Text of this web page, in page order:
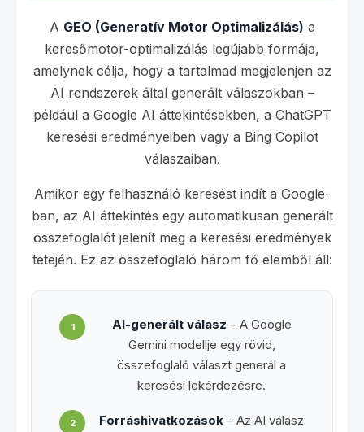
A GEO (Generatív Motor Optimalizálás) a
keresőmotor-optimalizálás legújabb formája,
amelynek célja, hogy a tartalmad megjelenjen az
AI rendszerek által generált válaszokban –
például a Google AI áttekintésekben, a ChatGPT
keresési eredményeiben vagy a Bing Copilot
válaszaiban.
Amikor egy felhasználó keresést indít a Google-
ban, az AI áttekintés egy automatikusan generált
összefoglalót jelenít meg a keresési eredmények
tetején. Ez az összefoglaló három fő elemből áll:
1 AI-generált válasz – A Google
Gemini modellje egy rövid,
összefoglaló választ generál a
keresési lekérdezésre.
2 Forráshivatkozások – Az AI válasz